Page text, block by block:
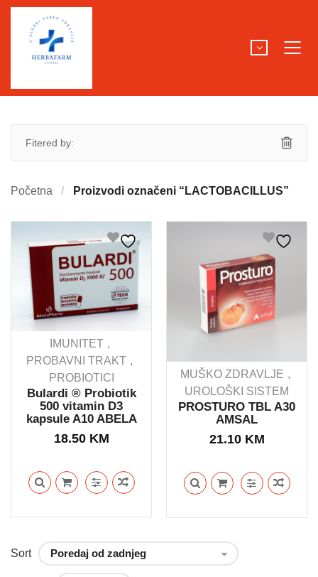
Fitered by:
Početna Proizvodi označeni “LACTOBACILLUS”
IMUNITET
PROBAVNI TRAKT
PROBIOTICI
Bulardi ® Probiotik
500 vitamin D3
kapsule A10 ABELA
18.50 KM
MUŠKO ZDRAVLJE
UROLOŠKI SISTEM
PROSTURO TBL A30
AMSAL
21.10 KM
Sort